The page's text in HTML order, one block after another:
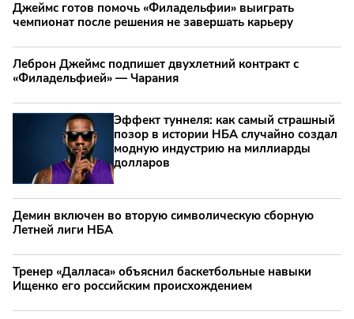
Джеймс готов помочь «Филадельфии» выиграть
чемпионат после решения не завершать карьеру
Леброн Джеймс подпишет двухлетний контракт с
«Филадельфией» — Чарания
Эффект туннеля: как самый страшный
позор в истории НБА случайно создал
модную индустрию на миллиарды
долларов
Демин включен во вторую символическую сборную
Летней лиги НБА
Тренер «Далласа» объяснил баскетбольные навыки
Ищенко его российским происхождением